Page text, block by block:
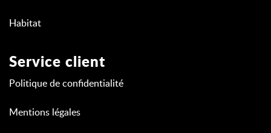
Habitat
Service client
Politique de confidentialité
Mentions légales